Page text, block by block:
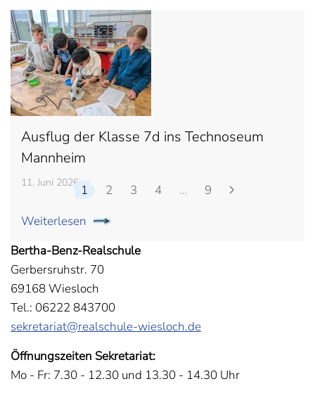
Ausflug der Klasse 7d ins Technoseum
Mannheim
11. Juni 2026
Weiterlesen
1 2 3 4 … 9
Bertha-Benz-Realschule
Gerbersruhstr. 70
69168 Wiesloch
Tel.: 06222 843700
sekretariat@realschule-wiesloch.de
Öffnungszeiten Sekretariat:
Mo - Fr: 7.30 - 12.30 und 13.30 - 14.30 Uhr